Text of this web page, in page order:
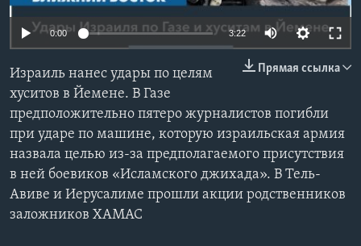
Learning English
СОЦИАЛЬНЫЕ СЕТИ
Языки
0:00 3:22
Прямая ссылка
Израиль нанес удары по целям
хуситов в Йемене. В Газе
предположительно пятеро журналистов погибли
при ударе по машине, которую израильская армия
назвала целью из-за предполагаемого присутствия
в ней боевиков «Исламского джихада». В Тель-
Авиве и Иерусалиме прошли акции родственников
заложников ХАМАС